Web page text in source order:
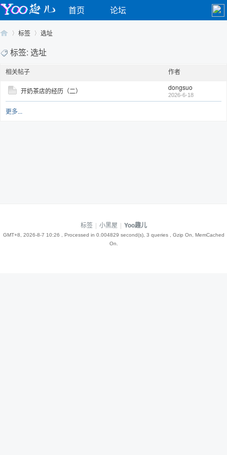
首页 论坛
Yo›
标签 选址
标签: 选址
相关帖子 作者
开奶茶店的经历（二） dongsuo
2026-6-18
更多...
标签 | 小黑屋 | Yoo趣儿
GMT+8, 2026-8-7 10:26 , Processed in 0.004829 second(s), 3 queries , Gzip On, MemCached
On.